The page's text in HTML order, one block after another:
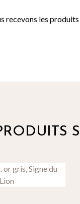
recevons les